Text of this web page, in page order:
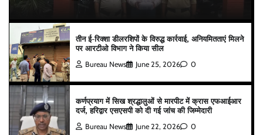
तीन ई-रिक्शा डीलरशिपों के विरुद्ध कार्रवाई, अनियमितताएं मिलने
पर आरटीओ विभाग ने किया सील
Bureau News June 25, 2026 0
कर्णप्रयाग में सिख श्रद्धालुओं से मारपीट में क्रास एफआईआर
दर्ज, हरिद्वार एसएसपी को दी गई जांच की जिम्मेदारी
Bureau News June 22, 2026 0